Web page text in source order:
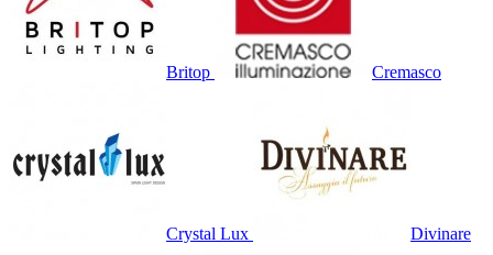
Britop Cremasco
Crystal Lux Divinare